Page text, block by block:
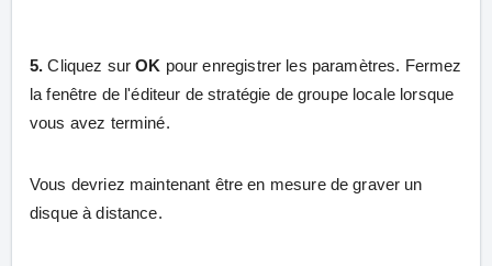
5. Cliquez surOK pour enregistrer les paramètres. Fermez
la fenêtre de l'éditeur de stratégie de groupe locale lorsque
vous avez terminé.
Vous devriez maintenant être en mesure de graver un
disque à distance.